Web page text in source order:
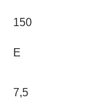
150
Е
7,5